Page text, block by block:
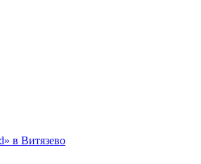
в Витязево